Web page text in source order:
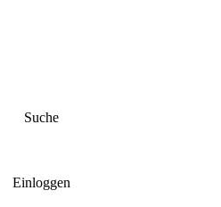
Suche
Einloggen